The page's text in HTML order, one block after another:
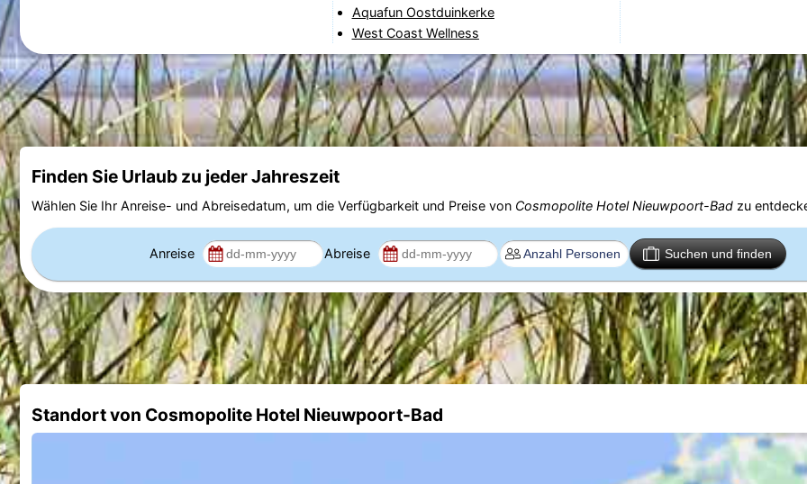
Aquafun Oostduinkerke
West Coast Wellness
Finden Sie Urlaub zu jeder Jahreszeit
Wählen Sie Ihr Anreise- und Abreisedatum, um die Verfügbarkeit und Preise von Cosmopolite Hotel Nieuwpoort-Badzu
Anreise Abreise Suchen und finden
Standort von Cosmopolite Hotel Nieuwpoort-Bad